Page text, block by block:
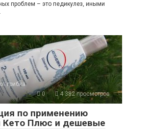
проблем – это педикулез, иными
грибка
0
4 382 просмотров
по применению
Кето Плюс и дешевые